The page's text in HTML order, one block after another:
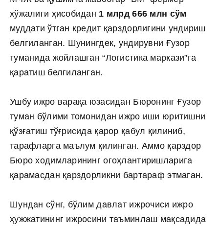
хўжалиги ҳисобидан 1 млрд 666 млн сўм
муддати ўтган кредит қарздорлигини ундириш
белгиланган. Шунингдек, ундирувни Ғузор
туманида жойлашган “Логистика маркази”га
қаратиш белгиланган.
Ушбу ижро варақа юзасидан Бюронинг Ғузор
туман бўлими томонидан ижро иши юритишни
қўзғатиш тўғрисида қарор қабул қилиниб,
тарафларга маълум қилинган. Аммо қарздор
Бюро ходимларининг огоҳлантиришларига
қарамасдан қарздорликни бартараф этмаган.
Шундан сўнг, бўлим давлат ижрочиси ижро
ҳужжатининг ижросини таъминлаш мақсадида